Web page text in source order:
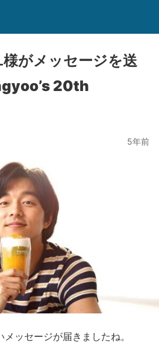
がメッセージを送
20th
5年前
ッセージが届きましたね。